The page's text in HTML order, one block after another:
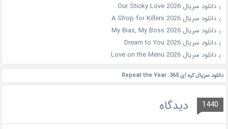
دانلود سریال Our Sticky Love 2026
دانلود سریال A Shop for Killers 2026
دانلود سریال My Bias, My Boss 2026
دانلود سریال Dream to You 2026
دانلود سریال Love on the Menu 2026
دانلود سریال کره ای 365: Repeat the Year
1440 دیدگاه